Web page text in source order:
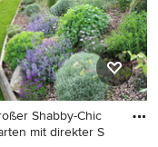
können.
schöne
warum Houzz
die Renovierung
geht.
Shabby-Chic
mit direkter S